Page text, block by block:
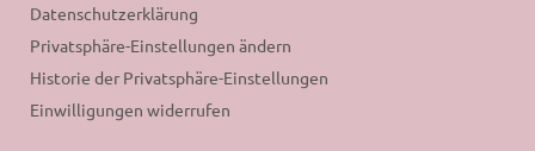
Datenschutzerklärung
Privatsphäre-Einstellungen ändern
Historie der Privatsphäre-Einstellungen
Einwilligungen widerrufen